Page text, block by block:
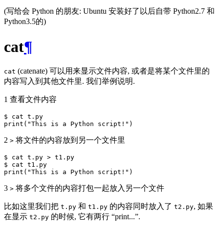
(写给会 Python 的朋友: Ubuntu 安装好了以后自带 Python2.7 和
Python3.5的)
cat¶
cat (catenate) 可以用来显示文件内容, 或者是将某个文件里的
内容写入到其他文件里. 我们举例说明.
1 查看文件内容
$ cat t.py
2 > 将文件的内容放到另一个文件里
$ cat t.py > t1.py
$ cat t1.py
3 > 将多个文件的内容打包一起放入另一个文件
比如这里我们把 t.py 和 t1.py 的内容同时放入了 t2.py, 如果
在显示 t2.py 的时候, 它有两行 print... .